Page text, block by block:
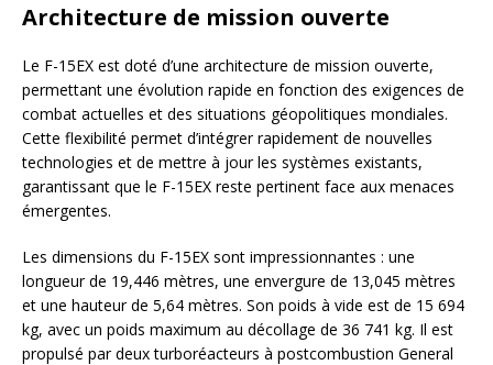
Architecture de mission ouverte
Le F-15EX est doté d’une architecture de mission ouverte,
permettant une évolution rapide en fonction des exigences de
combat actuelles et des situations géopolitiques mondiales.
Cette flexibilité permet d’intégrer rapidement de nouvelles
technologies et de mettre à jour les systèmes existants,
garantissant que le F-15EX reste pertinent face aux menaces
émergentes.
Les dimensions du F-15EX sont impressionnantes : une
longueur de 19,446 mètres, une envergure de 13,045 mètres
et une hauteur de 5,64 mètres. Son poids à vide est de 15 694
kg, avec un poids maximum au décollage de 36 741 kg. Il est
propulsé par deux turboréacteurs à postcombustion General